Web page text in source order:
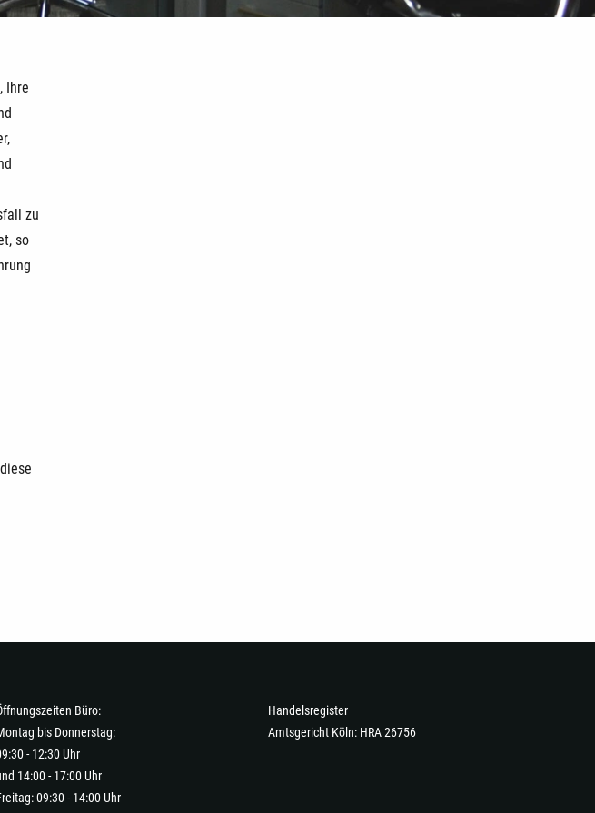
Ihre
zu
so
Büro:
bis Donnerstag:
- 12:30 Uhr
14:00 - 17:00 Uhr
09:30 - 14:00 Uhr
Handelsregister
Amtsgericht Köln: HRA 26756